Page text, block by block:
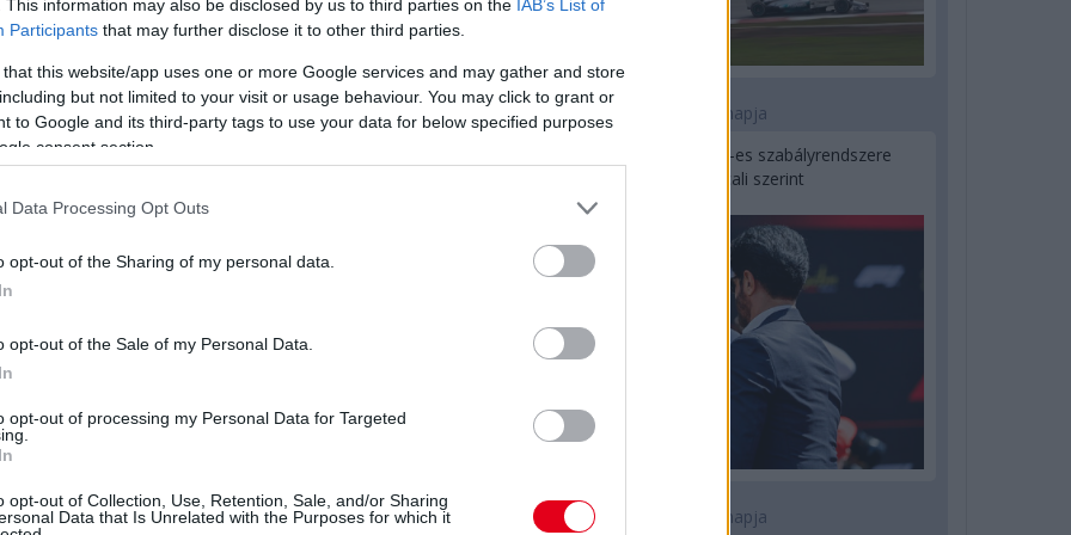
This information may also be disclosed by us to third parties on the IAB’s List of
Participants that may further disclose it to other third parties.
that this website/app uses one or more Google services and may gather and store
but not limited to your visit or usage behaviour. You may click to grant or
to Google and its third-party tags to use your data for below specified purposes
consent section.
Data Processing Opt Outs
opt-out of the Sharing of my personal data.
opt-out of the Sale of my Personal Data.
opt-out of processing my Personal Data for Targeted
opt-out of Collection, Use, Retention, Sale, and/or Sharing
Data that Is Unrelated with the Purposes for which it
altatott és a hétvégén újra begyújtja a
2 napja
Ilyen lehet a jövő F1-es szabályrendszere
Domenicali szerint
2 napja